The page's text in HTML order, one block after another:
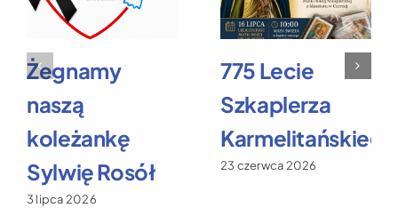
Żegnamy
naszą
koleżankę
Sylwię Rosół
3 lipca 2026
775 Lecie
Szkaplerza
Karmelitańskiego
23 czerwca 2026